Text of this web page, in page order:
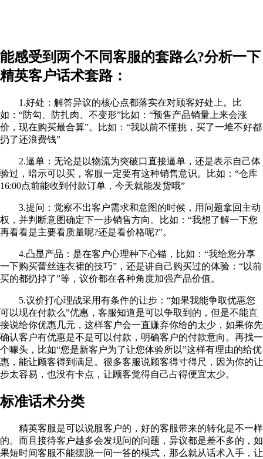
能感受到两个不同客服的套路么?分析一下
精英客户话术套路：
1.好处：解答异议的核心点都落实在对顾客好处上。比
如：“防勾、防扎肉、不变形”比如：“预售产品销量上来会涨
价，现在购买最合算”。比如：“我以前不懂挑，买了一堆不好都
扔了还浪费钱”
2.逼单：无论是以物流为突破口直接逼单，还是表示自己体
验过，暗示可以买，客服一定要有这种销售意识。比如：“仓库
16:00点前能收到付款订单，今天就能发货哦”
3.提问：觉察不出客户需求和意图的时候，用问题拿回主动
权，并判断意图确定下一步销售方向。比如：“我想了解一下您
再看看是主要看质量呢?还是看价格呢?”。
4.凸显产品：是在客户心理种下心锚，比如：“我给您分享
一下购买蕾丝连衣裙的技巧”，还是讲自己购买过的体验：“以前
买的都扔掉了”等，议价都在各种角度加强产品价值。
5.议价打心理战采用有条件的让步：“如果我能争取优惠您
可以现在付款么”优惠，客服知道是可以争取到的，但是不能直
接说给你优惠几元，这样客户会一直嫌弃你给的太少，如果你先
确认客户有优惠是不是可以付款，明确客户的付款意向。再找一
个噱头，比如“您是新客户为了让您体验所以”这样有理由的给优
惠，能让顾客得到满足。很多客服说顾客得寸得尺，因为你的让
步太容易，也没有卡点，让顾客觉得自己占得便宜太少。
标准话术分类
精英客服是可以说服客户的，好的客服带来的转化是不一样
的。而且接待客户越多会发现问的问题，异议都是差不多的，如
果短时间客服不能摆脱一问一答的模式，那么就从话术入手，让